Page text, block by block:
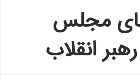
مجلس
انقلاب